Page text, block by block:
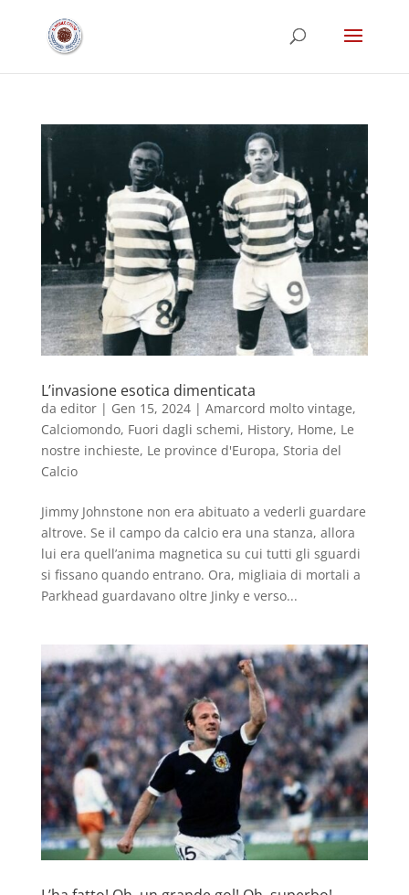
L’invasione esotica dimenticata
da editor| Gen 15, 2024| Amarcord molto vintage,
Calciomondo, Fuori dagli schemi, History, Home, Le
nostre inchieste, Le province d'Europa, Storia del
Calcio
Jimmy Johnstone non era abituato a vederli guardare
altrove. Se il campo da calcio era una stanza, allora
lui era quell’anima magnetica su cui tutti gli sguardi
si fissano quando entrano. Ora, migliaia di mortali a
Parkhead guardavano oltre Jinky e verso...